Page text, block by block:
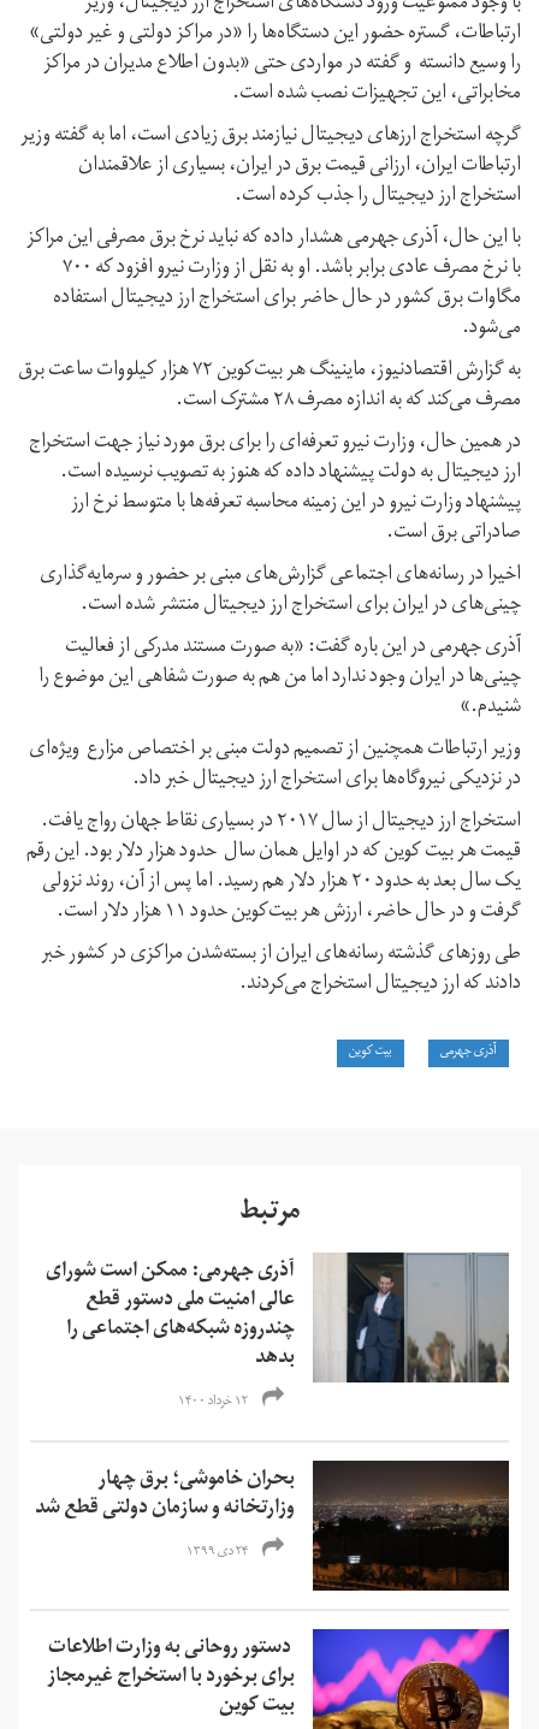
ارتباطات، گستره حضور این دستگاه‌ها را «در مراکز دولتی و غیر دولتی»
را وسیع دانسته و گفته در مواردی حتی «بدون اطلاع مدیران در مراکز
مخابراتی، این تجهیزات نصب شده است.
گرچه استخراج ارزهای دیجیتال نیازمند برق زیادی است، اما به گفته وزیر
ارتباطات ایران، ارزانی قیمت برق در ایران، بسیاری از علاقمندان
استخراج ارز دیجیتال را جذب کرده است.
با این حال، آذری جهرمی هشدار داده که نباید نرخ برق مصرفی این مراکز
با نرخ مصرف عادی برابر باشد. او به نقل از وزارت نیرو افزود که ۷۰۰
مگاوات برق کشور در حال حاضر برای استخراج ارز دیجیتال استفاده
می‌شود.
به گزارش اقتصادنیوز، ماینینگ هر بیت‌کوین ۷۲ هزار کیلووات ساعت برق
مصرف می‌کند که به اندازه مصرف ۲۸ مشترک است.
در همین حال، وزارت نیرو تعرفه‌ای را برای برق مورد نیاز جهت استخراج
ارز دیجیتال به دولت پیشنهاد داده که هنوز به تصویب نرسیده است.
پیشنهاد وزارت نیرو در این زمینه محاسبه تعرفه‌ها با متوسط نرخ ارز
صادراتی برق است.
اخیرا در رسانه‌های اجتماعی گزارش‌های مبنی بر حضور و سرمایه‌گذاری
چینی‌های در ایران برای استخراج ارز دیجیتال منتشر شده است.
آذری جهرمی در این باره گفت: «به صورت مستند مدرکی از فعالیت
چینی‌ها در ایران وجود ندارد اما من هم به صورت شفاهی این موضوع را
شنیدم.»
وزیر ارتباطات همچنین از تصمیم دولت مبنی بر اختصاص مزارع ویژه‌ای
در نزدیکی نیروگاه‌ها برای استخراج ارز دیجیتال خبر داد.
استخراج ارز دیجیتال از سال ۲۰۱۷ در بسیاری نقاط جهان رواج یافت.
قیمت هر بیت‌ کوین که در اوایل همان سال حدود هزار دلار بود. این رقم
یک سال بعد به حدود ۲۰ هزار دلار هم رسید. اما پس از آن، روند نزولی
گرفت و در حال حاضر، ارزش هر بیت‌کوین حدود ۱۱ هزار دلار است.
طی روزهای گذشته رسانه‌های ایران از بسته‌شدن مراکزی در کشور خبر
دادند که ارز دیجیتال استخراج می‌کردند.
آذری جهرمی بیت کوین
مرتبط
آذری جهرمی: ممکن است شورای
عالی امنیت ملی دستور قطع
چندروزه شبکه‌های اجتماعی را
بدهد
۱۲ خرداد ۱۴۰۰
بحران خاموشی؛ برق چهار
وزارتخانه و سازمان دولتی قطع شد
۲۴ دی ۱۳۹۹
دستور روحانی به وزارت اطلاعات
برای برخورد با استخراج غیرمجاز
بیت کوین